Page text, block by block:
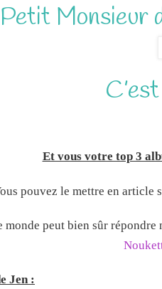
Petit Monsieur
Et vous votre top 3
pouvez le mettre en article
monde peut bien sûr répondre
Jen :